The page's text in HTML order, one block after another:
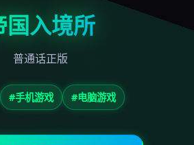
国入境所
普通话正版
#手机游戏 #电脑游戏